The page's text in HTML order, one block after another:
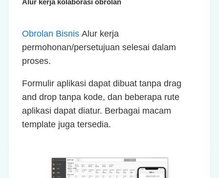
Alur kerja kolaborasi obrolan
Obrolan Bisnis Alur kerja
permohonan/persetujuan selesai dalam
proses.
Formulir aplikasi dapat dibuat tanpa drag
and drop tanpa kode, dan beberapa rute
aplikasi dapat diatur. Berbagai macam
template juga tersedia.